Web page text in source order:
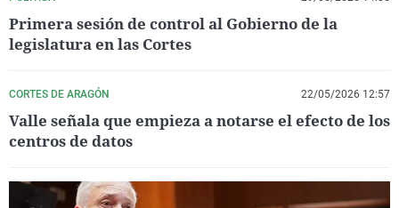
Primera sesión de control al Gobierno de la
legislatura en las Cortes
CORTES DE ARAGÓN 22/05/2026 12:57
Valle señala que empieza a notarse el efecto de los
centros de datos